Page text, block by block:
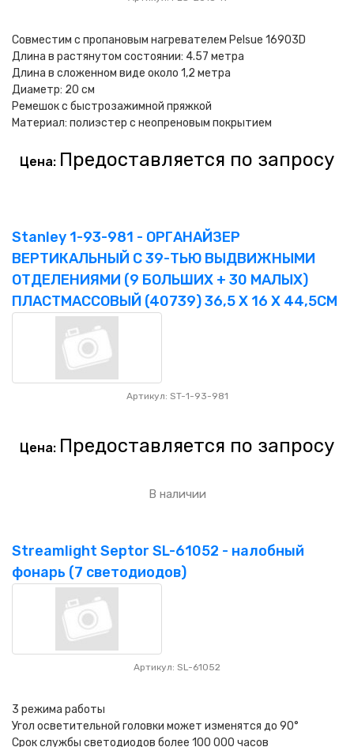
Совместим с пропановым нагревателем Pelsue 16903D
Длина в растянутом состоянии: 4.57 метра
Длина в сложенном виде около 1,2 метра
Диаметр: 20 см
Ремешок с быстрозажимной пряжкой
Материал: полиэстер с неопреновым покрытием
Цена: Предоставляется по запросу
Stanley 1-93-981 - ОРГАНАЙЗЕР
ВЕРТИКАЛЬНЫЙ C 39-ТЬЮ ВЫДВИЖНЫМИ
ОТДЕЛЕНИЯМИ (9 БОЛЬШИХ + 30 МАЛЫХ)
ПЛАСТМАССОВЫЙ (40739) 36,5 X 16 X 44,5CM
Артикул: ST-1-93-981
Цена: Предоставляется по запросу
В наличии
Streamlight Septor SL-61052 - налобный
фонарь (7 светодиодов)
Артикул: SL-61052
3 режима работы
Угол осветительной головки может изменятся до 90°
Срок службы светодиодов более 100 000 часов